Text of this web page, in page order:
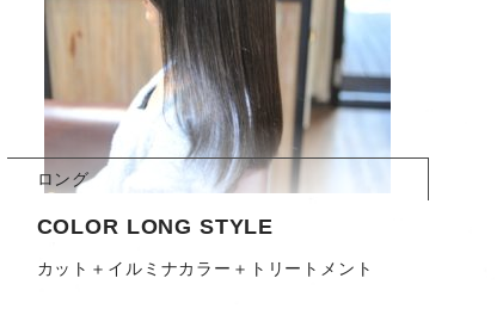
ロング
COLOR LONG STYLE
カット＋イルミナカラー＋トリートメント